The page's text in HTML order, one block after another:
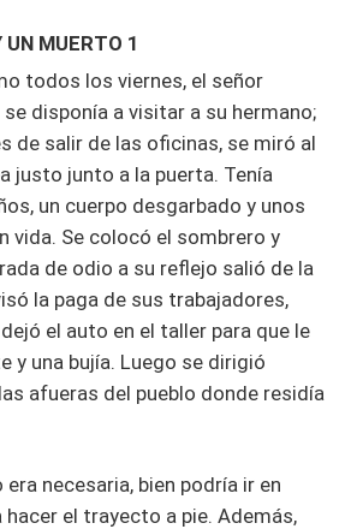
UN MUERTO 1
todos los viernes, el señor
disponía a visitar a su hermano;
de salir de las oficinas, se miró al
justo junto a la puerta. Tenía
un cuerpo desgarbado y unos
vida. Se colocó el sombrero y
de odio a su reflejo salió de la
la paga de sus trabajadores,
el auto en el taller para que le
y una bujía. Luego se dirigió
afueras del pueblo donde residía
necesaria, bien podría ir en
el trayecto a pie. Además,